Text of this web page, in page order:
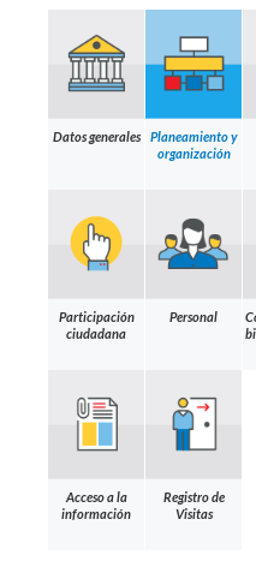
Datos generales
Planeamiento y
organización
Participación
ciudadana
Personal
Acceso a la
información
Registro de
Visitas